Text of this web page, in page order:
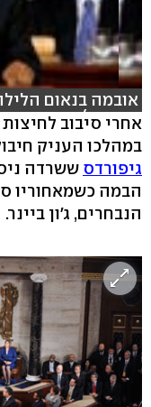
אובמה בנאום
רויטרס)
אחרי סיבוב
במהלכו העניק
גיפורדס ששרדה
הבמה כשמאחוריו
הנבחרים, ג'ון ביינר.